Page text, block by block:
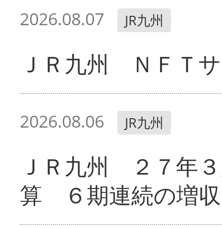
2026.08.07 JR九州
ＪＲ九州 ＮＦＴ
2026.08.06 JR九州
ＪＲ九州 ２７年
算 ６期連続の増収